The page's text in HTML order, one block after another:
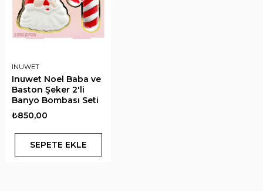
INUWET
Inuwet Noel Baba ve
Baston Şeker 2'li
Banyo Bombası Seti
₺850,00
SEPETE EKLE